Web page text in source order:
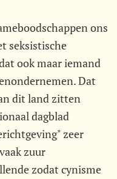
ons
seksistische
ook maar iemand
Dat
dit land zitten
dagblad
zeer
zuur
zodat cynisme